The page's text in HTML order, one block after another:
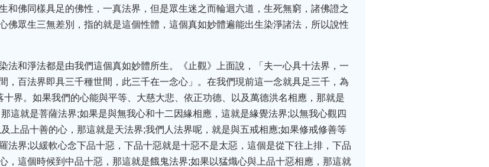
和佛同樣具足的佛性，一真法界，但是眾生迷之而輪迴六道，生死無窮，諸佛證之
佛眾生三無差別，指的就是這個性體，這個真如妙體遍能出生染淨諸法，所以說性
法和淨法都是由我們這個真如妙體所生。《止觀》上面說，「夫一心具十法界，一
，百法界即具三千種世間，此三千在一念心」。在我們現前這一念就具足三千，為
界。如果我們的心能與平等、大慈大悲、依正功德、以及萬德洪名相應，那就是
這就是菩薩法界;如果是與無我心和十二因緣相應，這就是緣覺法界;以無我心觀四
上品十善的心，那這就是天法界;我們人法界呢，就是與五戒相應;如果修戒修善等
法界;以緩軟心念下品十惡，下品十惡就是十惡不是太惡，這個是從下往上排，下品
，這個時候到中品十惡，那這就是餓鬼法界;如果以猛熾心與上品十惡相應，那這就